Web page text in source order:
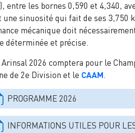
entre les bornes 0,590 et 4,340,
une sinuosité qui fait de ses 3,750
mécanique doit
déterminée et précise.
Arinsal 2026 comptera pour le
de 2e Division et le CAAM.
PROGRAMME 2026
INFORMATIONS UTILES POUR